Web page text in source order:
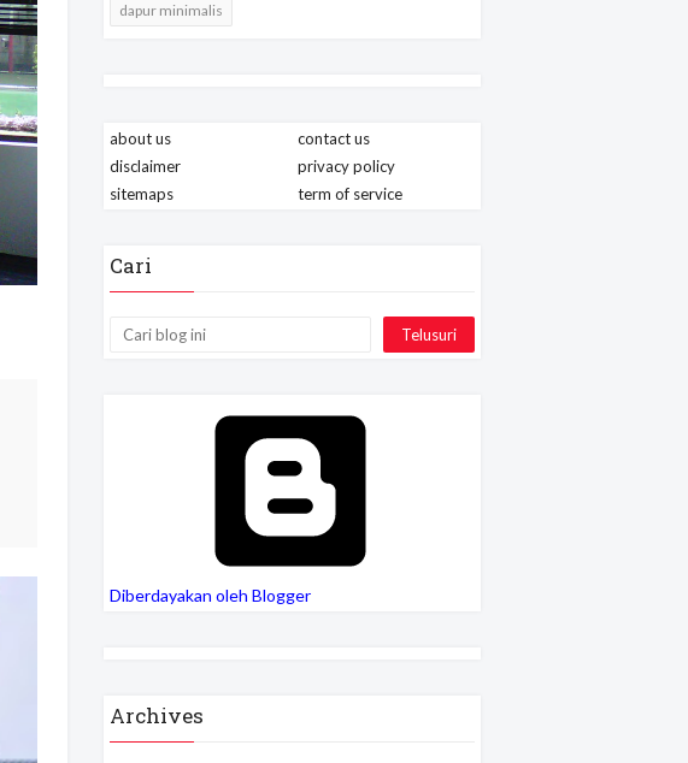
dapur minimalis
about us
contact us
disclaimer
privacy policy
sitemaps
term of service
Cari
Diberdayakan oleh Blogger
Archives